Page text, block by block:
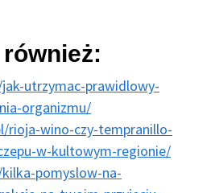
utrzymac-prawidlowy-
organizmu/
rioja-wino-czy-tempranillo-
w-kultowym-regionie/
pomyslow-na-